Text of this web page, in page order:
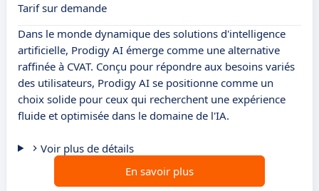
Tarif sur demande
Dans le monde dynamique des solutions d'intelligence
artificielle, Prodigy AI émerge comme une alternative
raffinée à CVAT. Conçu pour répondre aux besoins variés
des utilisateurs, Prodigy AI se positionne comme un
choix solide pour ceux qui recherchent une expérience
fluide et optimisée dans le domaine de l'IA.
Voir plus de détails
En savoir plus